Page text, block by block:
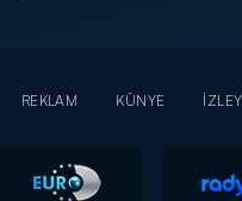
REKLAM KÜNYE